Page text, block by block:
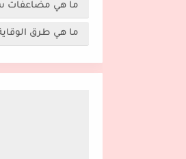
ما هي مضاعفات
ما هي طرق